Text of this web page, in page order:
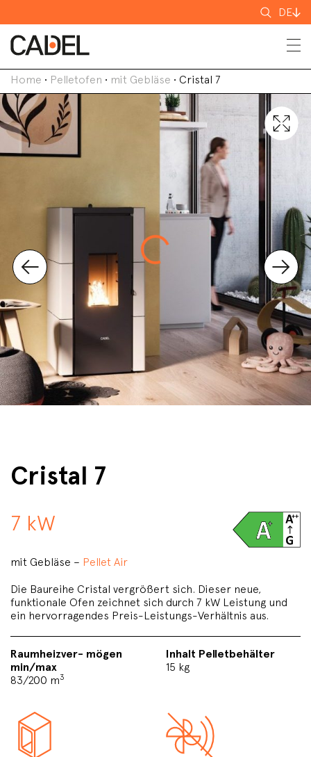
Suchen
nach
DE
Home • Pelletofen • mit Gebläse • Cristal 7
Cristal 7
7 kW
mit Gebläse – Pellet Air
Die Baureihe Cristal vergrößert sich. Dieser neue,
funktionale Ofen zeichnet sich durch 7 kW Leistung und
ein hervorragendes Preis-Leistungs-Verhältnis aus.
Raumheizver- mögen
min/max
83/200 m3
Inhalt Pelletbehälter
15 kg